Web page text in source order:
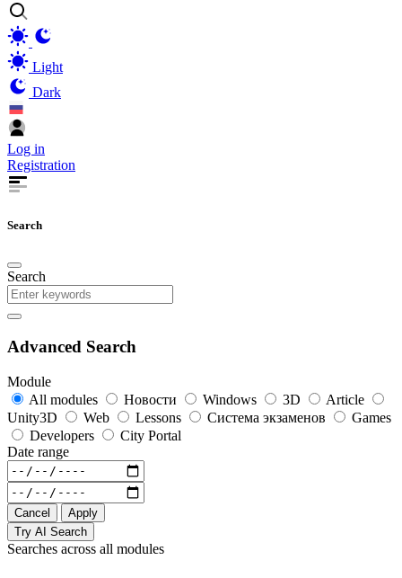
Light
Dark
Log in
Registration
Search
Search
Advanced Search
Module
All modules
Новости Windows 3D
Article
Unity3D
Web Lessons Система экзаменов
Games
Developers
City Portal
Date range
Cancel
Apply
Try AI Search
Searches across all modules